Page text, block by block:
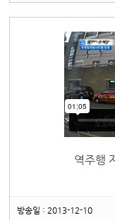
역주행
방송일 : 2013-12-10